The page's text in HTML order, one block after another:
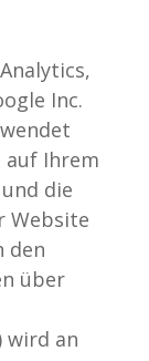
Inc.
auf Ihrem
die
Website
den
über
wird an